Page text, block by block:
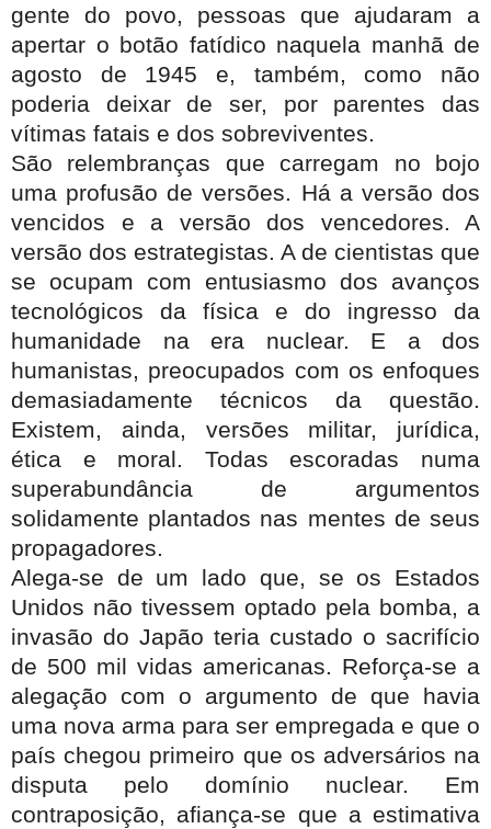
gente do povo, pessoas que ajudaram a
apertar o botão fatídico naquela manhã de
agosto de 1945 e, também, como não
poderia deixar de ser, por parentes das
vítimas fatais e dos sobreviventes.
São relembranças que carregam no bojo
uma profusão de versões. Há a versão dos
vencidos e a versão dos vencedores. A
versão dos estrategistas. A de cientistas que
se ocupam com entusiasmo dos avanços
tecnológicos da física e do ingresso da
humanidade na era nuclear. E a dos
humanistas, preocupados com os enfoques
demasiadamente técnicos da questão.
Existem, ainda, versões militar, jurídica,
ética e moral. Todas escoradas numa
superabundância de argumentos
solidamente plantados nas mentes de seus
propagadores.
Alega-se de um lado que, se os Estados
Unidos não tivessem optado pela bomba, a
invasão do Japão teria custado o sacrifício
de 500 mil vidas americanas. Reforça-se a
alegação com o argumento de que havia
uma nova arma para ser empregada e que o
país chegou primeiro que os adversários na
disputa pelo domínio nuclear. Em
contraposição, afiança-se que a estimativa